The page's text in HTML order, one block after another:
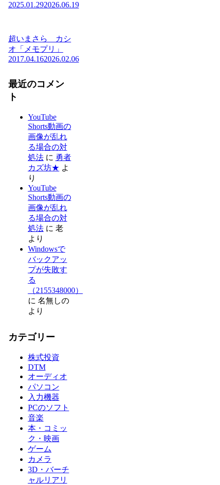
2025.01.292026.06.19
超いまさら カシ
オ「メモプリ」
2017.04.162026.02.06
最近のコメン
ト
YouTube
Shorts動画の
画像が乱れ
る場合の対
処法に 勇者
カズ坊★ よ
り
YouTube
Shorts動画の
画像が乱れ
る場合の対
処法に 老
より
Windowsで
バックアッ
プが失敗す
る
（2155348000）
に 名無しの
より
カテゴリー
株式投資
DTM
オーディオ
パソコン
入力機器
PCのソフト
音楽
本・コミッ
ク・映画
ゲーム
カメラ
3D・バーチ
ャルリアリ